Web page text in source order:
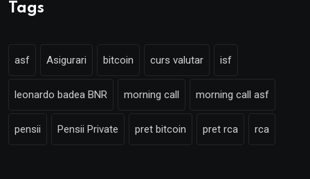
Tags
asf Asigurari bitcoin curs valutar isf
leonardo badea BNR morning call morning call asf
pensii Pensii Private pret bitcoin pret rca rca